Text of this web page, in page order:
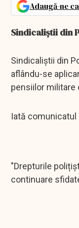
Adaugă-ne
Sindicaliştii din
Sindicaliştii din
aflându-se
pensiilor militare
Iată comunicatul
"Drepturile
continuare